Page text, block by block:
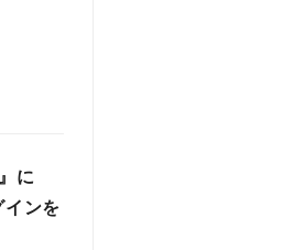
に
ンを